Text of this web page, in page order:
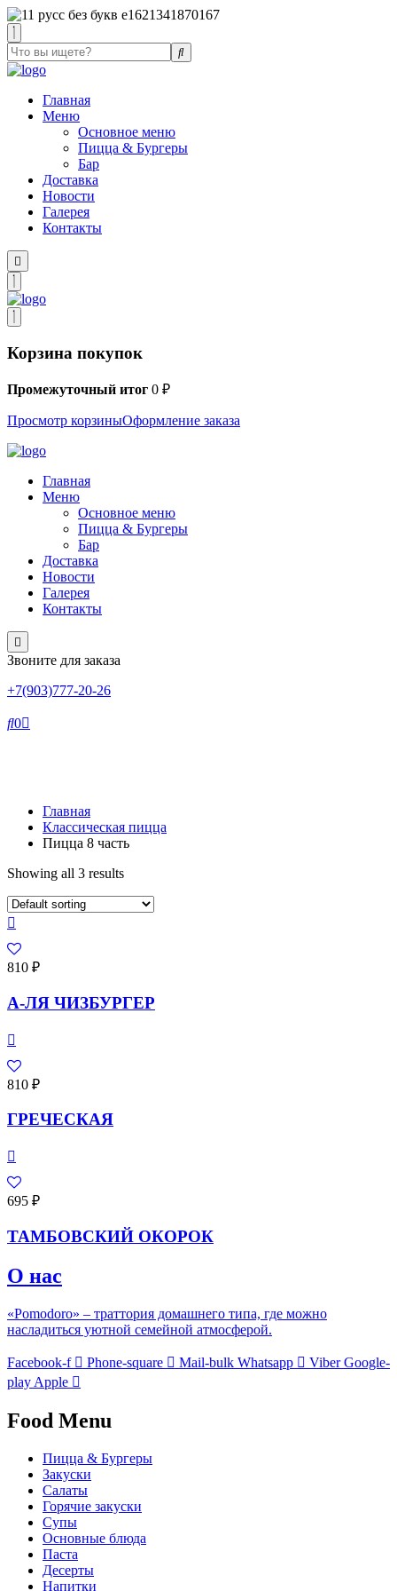
Главная
Меню
Основное меню
Пицца & Бургеры
Бар
Доставка
Новости
Галерея
Контакты
Корзина покупок
Промежуточный итог 0 ₽
Просмотр корзиныОформление заказа
Главная
Меню
Основное меню
Пицца & Бургеры
Бар
Доставка
Новости
Галерея
Контакты
Звоните для заказа
+7(903)777-20-26
0
Главная
Классическая пицца
Пицца 8 часть
Showing all 3 results
810 ₽
А-ЛЯ ЧИЗБУРГЕР
810 ₽
ГРЕЧЕСКАЯ
695 ₽
ТАМБОВСКИЙ ОКОРОК
О нас
«Pomodoro» – траттория домашнего типа, где можно
насладиться уютной семейной атмосферой.
Facebook-f Phone-square Mail-bulk Whatsapp Viber Google-
play Apple
Food Menu
Пицца & Бургеры
Закуски
Салаты
Горячие закуски
Супы
Основные блюда
Паста
Десерты
Напитки